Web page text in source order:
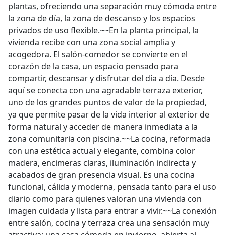
plantas, ofreciendo una separación muy cómoda entre
la zona de día, la zona de descanso y los espacios
privados de uso flexible.~~En la planta principal, la
vivienda recibe con una zona social amplia y
acogedora. El salón-comedor se convierte en el
corazón de la casa, un espacio pensado para
compartir, descansar y disfrutar del día a día. Desde
aquí se conecta con una agradable terraza exterior,
uno de los grandes puntos de valor de la propiedad,
ya que permite pasar de la vida interior al exterior de
forma natural y acceder de manera inmediata a la
zona comunitaria con piscina.~~La cocina, reformada
con una estética actual y elegante, combina color
madera, encimeras claras, iluminación indirecta y
acabados de gran presencia visual. Es una cocina
funcional, cálida y moderna, pensada tanto para el uso
diario como para quienes valoran una vivienda con
imagen cuidada y lista para entrar a vivir.~~La conexión
entre salón, cocina y terraza crea una sensación muy